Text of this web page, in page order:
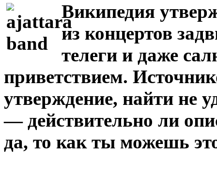
Википедия
из концертов
телеги и даже
приветствием.
утверждение, найти не
— действительно ли
да, то как ты можешь